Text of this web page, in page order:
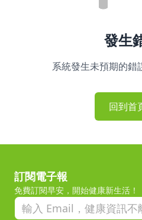
發生
系統發生未預期的錯
回到首
訂閱電子報
免費訂閱早安，開始健康新生活！